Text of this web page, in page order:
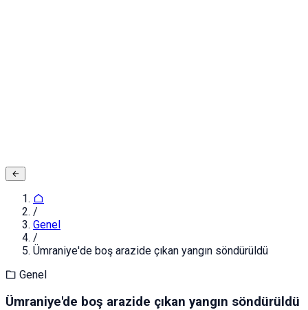
/
Genel
/
Ümraniye'de boş arazide çıkan yangın söndürüldü
Genel
Ümraniye'de boş arazide çıkan yangın söndürüldü